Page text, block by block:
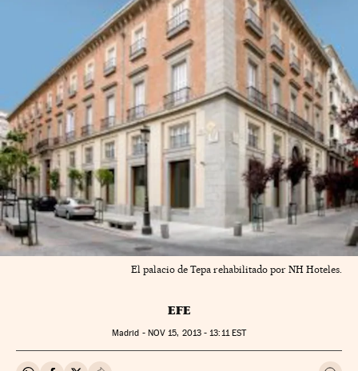
El palacio de Tepa rehabilitado por NH Hoteles.
EFE
Madrid - NOV 15, 2013 - 13:11EST